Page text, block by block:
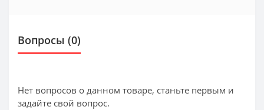
Вопросы (0)
Нет вопросов о данном товаре, станьте первым и
задайте свой вопрос.